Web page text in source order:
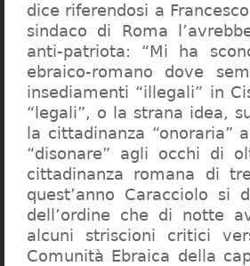
dice riferendosi a
sindaco di Roma
anti-patriota: “Mi ha
ebraico-romano dove
insediamenti “illegali” in
“legali”, o la strana idea,
la cittadinanza “onoraria”
“disonare” agli occhi di
cittadinanza romana di
quest’anno Caracciolo si
dell’ordine che di notte
alcuni striscioni critici
Comunità Ebraica della